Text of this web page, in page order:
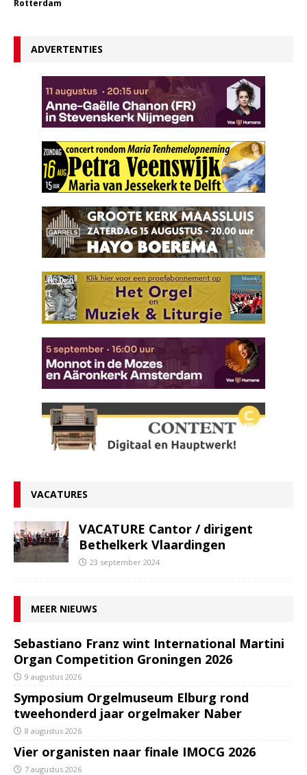
Rotterdam
ADVERTENTIES
VACATURES
VACATURE Cantor / dirigent
Bethelkerk Vlaardingen
23 september 2024
MEER NIEUWS
Sebastiano Franz wint International Martini
Organ Competition Groningen 2026
9 augustus 2026
Symposium Orgelmuseum Elburg rond
tweehonderd jaar orgelmaker Naber
8 augustus 2026
Vier organisten naar finale IMOCG 2026
7 augustus 2026